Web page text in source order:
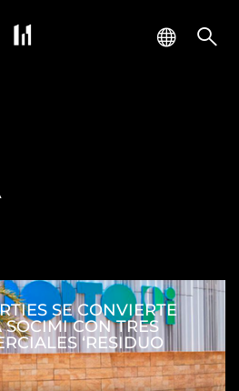
SE CONVIERTE
CON TRES
‘RESIDUO